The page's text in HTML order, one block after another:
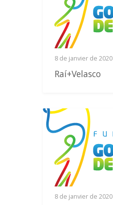
8 de janvier de 2020
Raí+Velasco
8 de janvier de 2020